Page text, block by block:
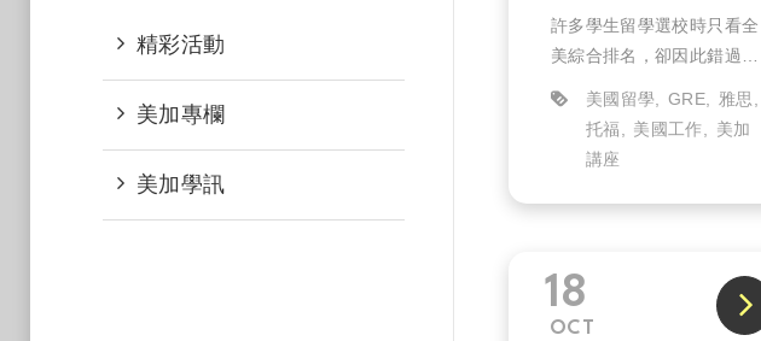
精彩活動
美加專欄
美加學訊
適合你的美國名校
(實體)
許多學生留學選校時只看全
美綜合排名，卻因此錯過擁
特色、專業就業導向科系、
美國留學 GRE
雅思
托福
美國工作
美加
講座
18
OCT